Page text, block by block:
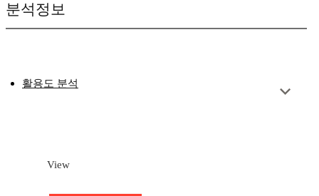
분석정보
활용도 분석
View